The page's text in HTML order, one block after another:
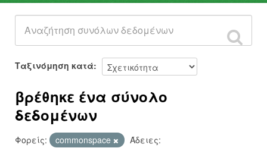
Φορείς
Ομάδες
Σχετικά
Ταξινόμηση κατά
βρέθηκε ένα σύνολο
δεδομένων
Φορείς: commonspace
Άδειες: